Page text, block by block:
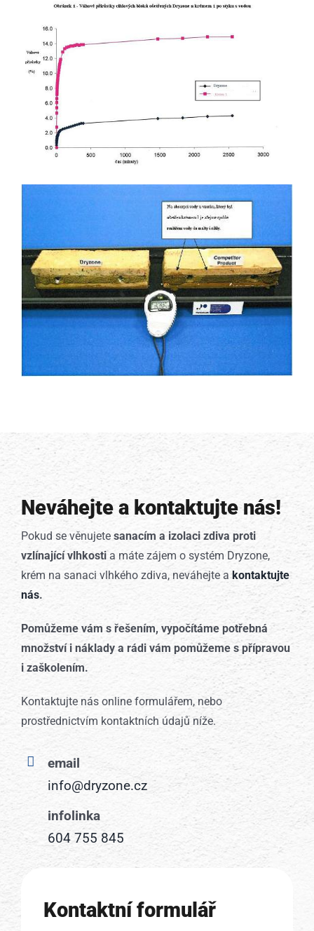
Neváhejte a kontaktujte nás!
Pokud se věnujetesanacím a izolaci zdiva proti
vzlínající vlhkostia máte zájem o systém Dryzone,
krém na sanaci vlhkého zdiva, neváhejte a kontaktujte
nás.
Pomůžeme vám s řešením, vypočítáme potřebná
množství i náklady a rádi vám pomůžeme s přípravou
i zaškolením.
Kontaktujte nás online formulářem, nebo
prostřednictvím kontaktních údajů níže.
email
info@dryzone.cz
infolinka
604 755 845
Kontaktní formulář